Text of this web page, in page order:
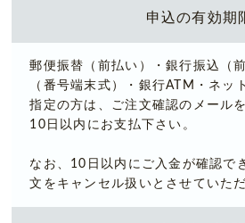
申込の有効期
郵便振替（前払い）・銀行振込（
（番号端末式）・銀行ATM・ネッ
指定の方は、ご注文確認のメール
10日以内にお支払下さい。
なお、10日以内にご入金が確認で
文をキャンセル扱いとさせていた